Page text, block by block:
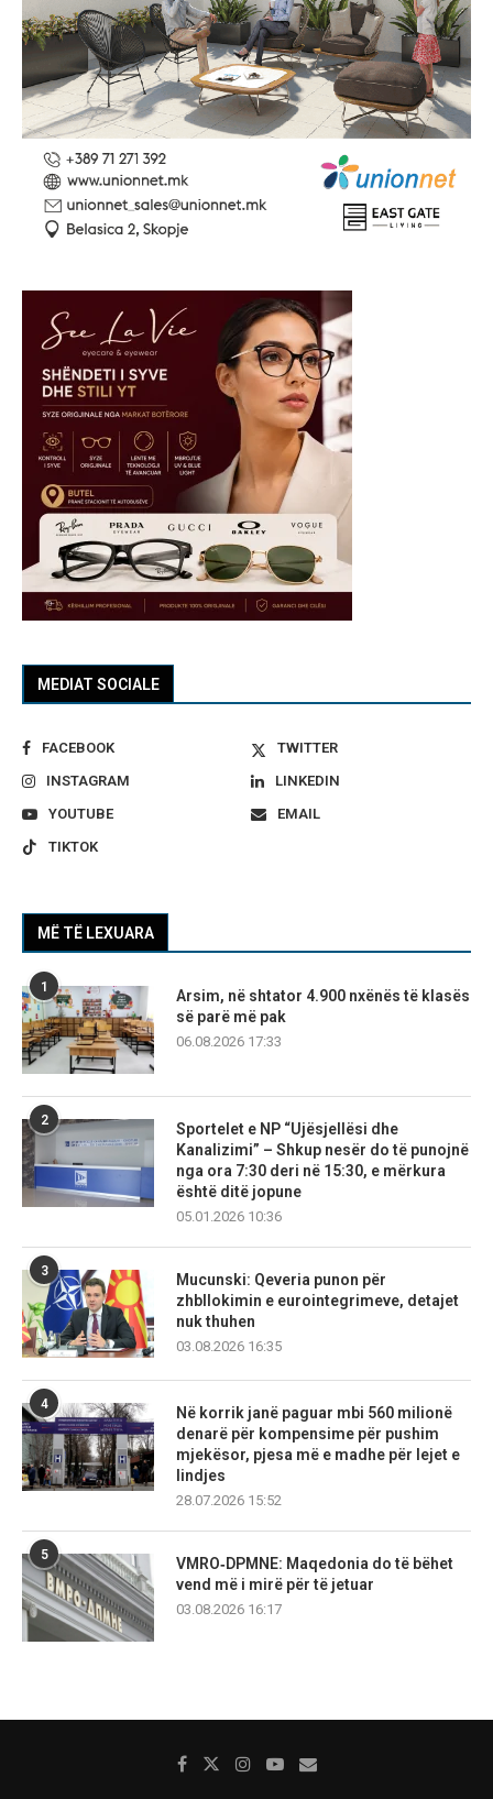
MEDIAT SOCIALE
FACEBOOK
TWITTER
INSTAGRAM
LINKEDIN
YOUTUBE
EMAIL
TIKTOK
MË TË LEXUARA
1
Arsim, në shtator 4.900 nxënës të klasës
së parë më pak
06.08.2026 17:33
2
Sportelet e NP “Ujësjellësi dhe
Kanalizimi” – Shkup nesër do të punojnë
nga ora 7:30 deri në 15:30, e mërkura
është ditë jopune
05.01.2026 10:36
3
Mucunski: Qeveria punon për
zhbllokimin e eurointegrimeve, detajet
nuk thuhen
03.08.2026 16:35
4
Në korrik janë paguar mbi 560 milionë
denarë për kompensime për pushim
mjekësor, pjesa më e madhe për lejet e
lindjes
28.07.2026 15:52
5
VMRO‑DPMNE: Maqedonia do të bëhet
vend më i mirë për të jetuar
03.08.2026 16:17